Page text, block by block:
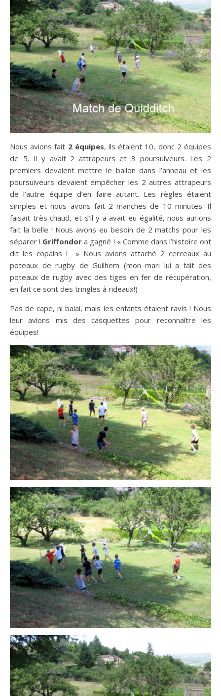
Nous avions fait 2 équipes, ils étaient 10, donc 2 équipes
de 5. Il y avait 2 attrapeurs et 3 poursuiveurs. Les 2
premiers devaient mettre le ballon dans l’anneau et les
poursuiveurs devaient empêcher les 2 autres attrapeurs
de l’autre équipe d’en faire autant. Les règles étaient
simples et nous avons fait 2 manches de 10 minutes. Il
faisait très chaud, et s’il y a avait eu égalité, nous aurions
fait la belle ! Nous avons eu besoin de 2 matchs pour les
séparer ! Griffondor a gagné ! « Comme dans l’histoire ont
dit les copains ! » Nous avions attaché 2 cerceaux au
poteaux de rugby de Guilhem (mon mari lui a fait des
poteaux de rugby avec des tiges en fer de récupération,
en fait ce sont des tringles à rideaux!)
Pas de cape, ni balai, mais les enfants étaient ravis ! Nous
leur avions mis des casquettes pour reconnaître les
équipes!